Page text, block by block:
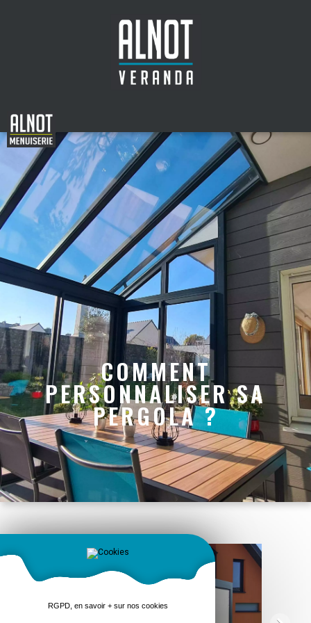
COMMENT
PERSONNALISER SA
PERGOLA ?
RGPD, en savoir + sur nos cookies